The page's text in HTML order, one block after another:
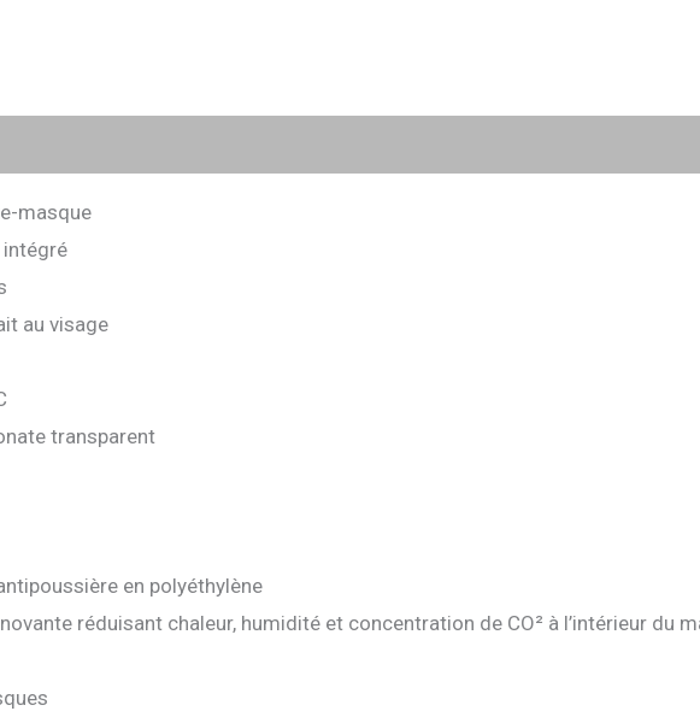
masque
au visage
transparent
en polyéthylène
réduisant chaleur, humidité et concentration de CO² à l’intérieur du